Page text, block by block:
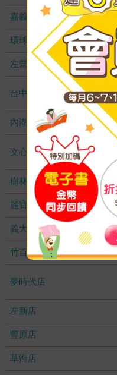
嘉義耐斯店
環球店
左營店
台中秀泰店
內湖大潤發
文心店
樹林店
麗寶店
義大店
竹百店
夢時代店
左新店
豐原店
草衙店